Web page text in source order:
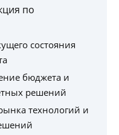
по
состояния
бюджета и
решений
технологий и